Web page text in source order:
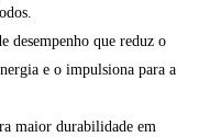
que reduz o
e o impulsiona para a
maior durabilidade em